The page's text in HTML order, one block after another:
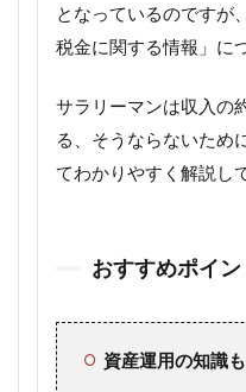
となっているのですが
税金に関する情報」に
サラリーマンは収入の
る、そうならないため
てわかりやすく解説し
おすすめポイン
資産運用の知識